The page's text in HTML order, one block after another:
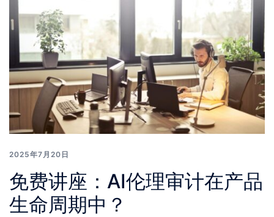
2025年7月20日
免费讲座：AI伦理审计在产品
生命周期中？